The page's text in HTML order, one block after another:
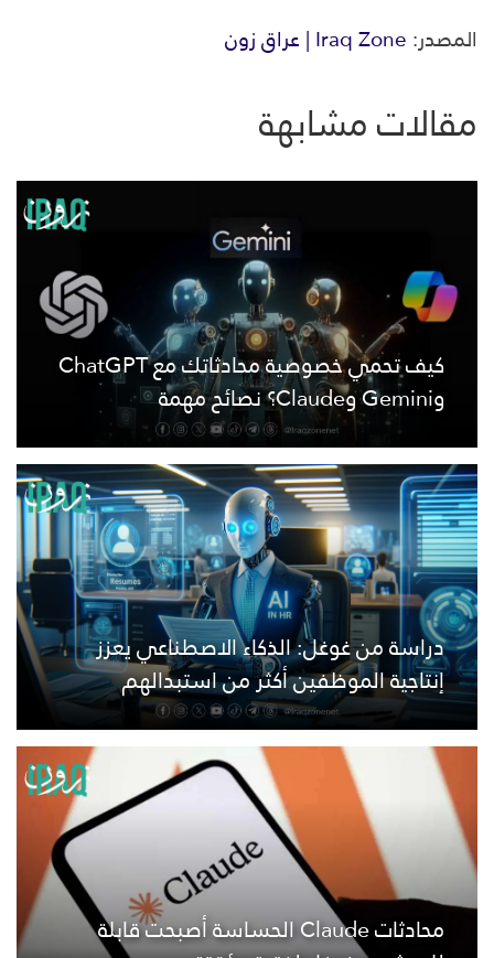
المصدر:Iraq Zone | عراق زون
مقالات مشابهة
كيف تحمي خصوصية محادثاتك مع ChatGPT
وGemini وClaude؟ نصائح مهمة
دراسة من غوغل: الذكاء الاصطناعي يعزز
إنتاجية الموظفين أكثر من استبدالهم
محادثات Claude الحساسة أصبحت قابلة